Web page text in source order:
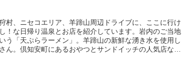
村、ニセコエリア、羊蹄山周辺ドライブに、ここに行け
！な日帰り温泉とお店を紹介しています。岩内のご当地
う「天ぷらラーメン」。羊蹄山の新鮮な湧き水を使用し
ん。倶知安町にあるおやつとサンドイッチの人気店など